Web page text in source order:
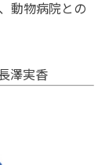
動物病院との
澤実香